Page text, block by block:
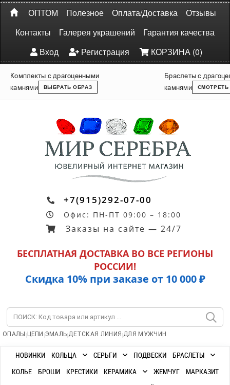
ОПТОМ Полезное Оплата/Доставка
Отзывы
Контакты
Галерея украшений
Гарантия качества
Вход
Регистрация КОРЗИНА (0)
Комплекты с драгоценными
камнями
ВЫБРАТЬ ОБРАЗ
Браслеты с
камнями
СМОТРЕТЬ
+7(915)292-07-00
Офис: ПН-ПТ 09:00 – 18:00
Заказы на сайте — 24/7
БЕСПЛАТНАЯ ДОСТАВКА ВО ВСЕ РЕГИОНЫ
РОССИИ!
Скидка 10% при заказе от 10 000 ₽
ОПАЛЫ | ЦЕПИ |ЭМАЛЬ|ДЕТСКАЯ ЛИНИЯ |ДЛЯ МУЖЧИН
НОВИНКИ КОЛЬЦА СЕРЬГИ ПОДВЕСКИ
БРАСЛЕТЫ
КОЛЬЕ
БРОШИ КРЕСТИКИ КЕРАМИКА ЖЕМЧУГ
МАРКАЗИТ